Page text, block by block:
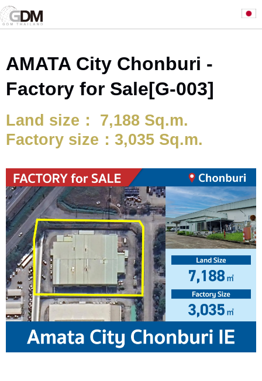
AMATA City Chonburi -
Factory for Sale[G-003]
Land size： 7,188 Sq.m.
Factory size：3,035 Sq.m.